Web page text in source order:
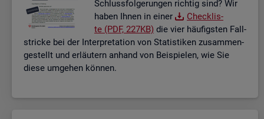
Schluss­fol­ge­run­gen rich­tig sind? Wir
haben Ihnen in einer
Check­lis­
te (PDF, 227KB) die vier häu­figs­ten Fall­
stri­cke bei der In­ter­pre­ta­ti­on von Sta­tis­ti­ken zu­sam­men­
ge­stellt und er­läu­tern an­hand von Bei­spie­len, wie Sie
diese um­ge­hen kön­nen.